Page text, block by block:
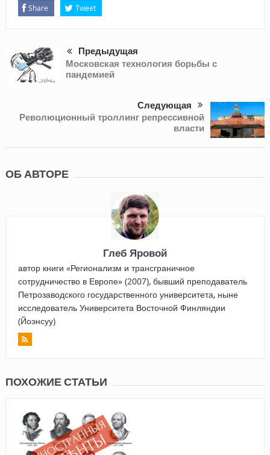
Share Tweet
Предыдущая
Московская технология борьбы с
пандемией
Следующая
Революционный троллинг репрессивной
власти
ОБ АВТОРЕ
Глеб Яровой
автор книги «Регионализм и трансграничное
сотрудничество в Европе» (2007), бывший преподаватель
Петрозаводского государственного университета, ныне
исследователь Университета Восточной Финляндии
(Йоэнсуу)
ПОХОЖИЕ СТАТЬИ